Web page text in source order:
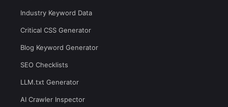
Industry Keyword Data
Critical CSS Generator
Blog Keyword Generator
SEO Checklists
LLM.txt Generator
AI Crawler Inspector